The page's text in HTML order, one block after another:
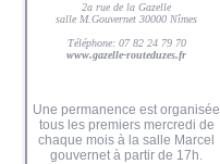
2a rue de la Gazelle
salle M.Gouvernet 30000 Nîmes
Téléphone: 07 82 24 79 70
www.gazelle-routeduzes.fr
Une permanence est organisée
tous les premiers mercredi de
chaque mois à la salle Marcel
gouvernet à partir de 17h.